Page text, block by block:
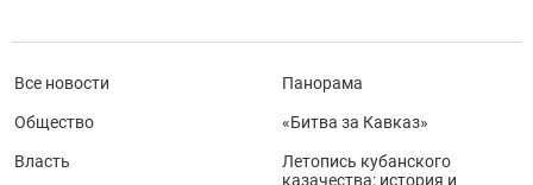
Все новости
Общество
Власть
Панорама
«Битва за Кавказ»
Летопись кубанского
казачества: история и